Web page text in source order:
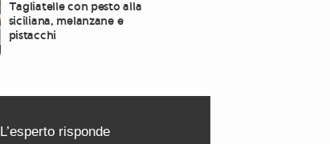
Tagliatelle con pesto alla
siciliana, melanzane e
pistacchi
L’esperto risponde